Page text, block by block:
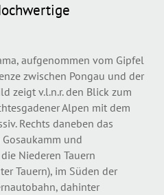
aufgenommen vom Gipfel
zwischen Pongau und der
zeigt v.l.n.r. den Blick zum
Alpen mit dem
Rechts daneben das
und
Niederen Tauern
Tauern), im Süden der
dahinter